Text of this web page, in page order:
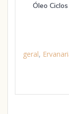
Óleo
geral,